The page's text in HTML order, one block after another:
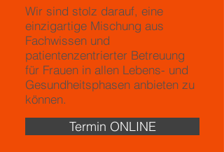
Wir sind stolz darauf, eine
einzigartige Mischung aus
Fachwissen und
patientenzentrierter Betreuung
für Frauen in allen Lebens- und
Gesundheitsphasen anbieten zu
können.
Termin ONLINE